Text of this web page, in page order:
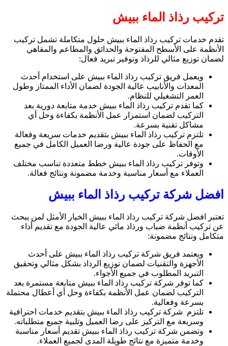
تركيب رذاذ الماء ببيش
تقدم خدمات تركيب رذاذ الماء ببيش حلول متكاملة تشمل تركيب
الأنظمة على الأسطح المفتوحة والحدائق والمطاعم والمقاهي
لضمان توزيع مثالي للرذاذ وتوفير تبريد فعال:
ويعمل فريق تركيب رذاذ الماء ببيش على استخدام أحدث
المعدات والأنابيب عالية الجودة لضمان الأداء الممتاز وطول
العمر التشغيلي للنظام.
كما تقدم تركيب رذاذ الماء ببيش خدمة متابعة دورية بعد
التركيب لضمان استمرار عمل الأنظمة بكفاءة وحل أي
مشاكل تقنية بسرعة.
تلتزم تركيب رذاذ الماء ببيش بتقديم خدمات سريعة وفعالة
مع الحفاظ على جودة عالية ورضا العميل الكامل في جميع
الأوقات.
وتوفر تركيب رذاذ الماء ببيش خطط متعددة تناسب مختلف
العملاء مع أسعار مناسبة وخدمة مضمونة ونتائج فعالة.
افضل شركة تركيب رذاذ الماء ببيش
تعتبر افضل شركة تركيب رذاذ الماء ببيش الخيار الأمثل لمن يبحث
عن تركيب أنظمة ضباب ورذاذ مائي عالية الجودة مع تقديم أداء
متكامل ونتائج مضمونة:
ويعتمد فريق شركة تركيب رذاذ الماء ببيش على أحدث
الأجهزة والتقنيات لضمان توزيع الرذاذ بشكل مثالي وتحقيق
التبريد المطلوب في جميع الأجواء.
كما توفر شركة تركيب رذاذ الماء ببيش متابعة مستمرة بعد
التركيب لضمان عمل الأنظمة بكفاءة وحل أي أعطال محتملة
بسرعة وفعالية.
تلتزم شركة تركيب رذاذ الماء ببيش بتقديم خدمات احترافية
وسريعة مع التركيز على رضا العميل وتلبية جميع متطلباته.
وتضمن شركة تركيب رذاذ الماء ببيش تقديم أسعار مناسبة
وخدمة متميزة مع نتائج طويلة المدى لجميع العملاء.